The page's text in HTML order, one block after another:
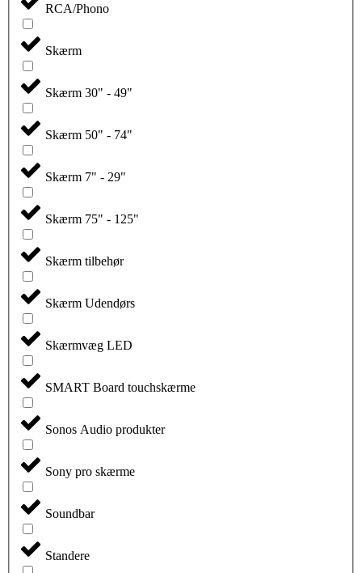
RCA/Phono
Skærm
Skærm 30" - 49"
Skærm 50" - 74"
Skærm 7" - 29"
Skærm 75" - 125"
Skærm tilbehør
Skærm Udendørs
Skærmvæg LED
SMART Board touchskærme
Sonos Audio produkter
Sony pro skærme
Soundbar
Standere